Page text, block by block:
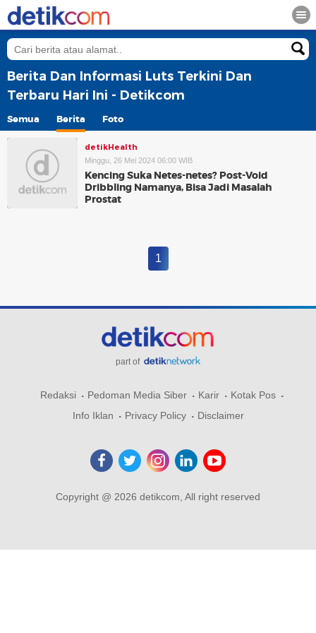
Berita Dan Informasi Luts Terkini Dan
Terbaru Hari Ini - Detikcom
Semua Berita Foto
detikHealth
Minggu, 26 Mei 2024 06:00 WIB
Kencing Suka Netes-netes? Post-Void
Dribbling Namanya, Bisa Jadi Masalah
Prostat
1
part of
Redaksi Pedoman Media Siber Karir
Kotak Pos
Info Iklan
Privacy Policy Disclaimer
Copyright @ 2026 detikcom, All right reserved